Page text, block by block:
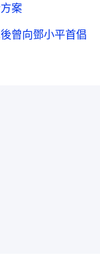
案
曾向鄧小平首倡